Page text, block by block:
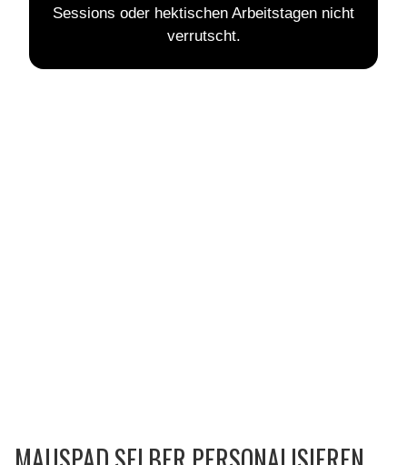
Sessions oder hektischen Arbeitstagen nicht
verrutscht.